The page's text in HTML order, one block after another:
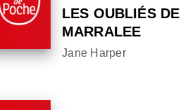
LES OUBLIÉS DE
MARRALEE
Jane Harper